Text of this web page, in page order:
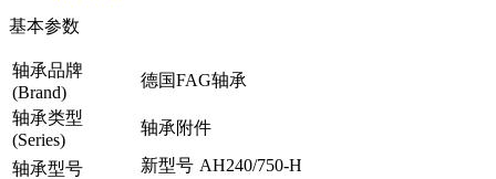
基本参数
轴承品牌
(Brand)
德国FAG轴承
轴承类型
(Series)
轴承附件
轴承型号
新型号 AH240/750-H